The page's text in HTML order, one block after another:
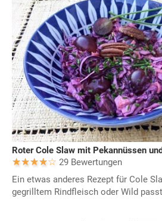
Roter Cole Slaw mit Pekannüssen
29 Bewertungen
Ein etwas anderes Rezept für Cole
gegrilltem Rindfleisch oder Wild